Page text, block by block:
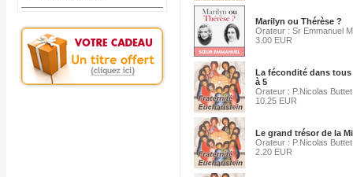
Marilyn ou Thérèse ?
Orateur : Sr Emmanuel
3.00 EUR
La fécondité dans tous
à 5
Orateur : P.Nicolas Buttet
10.25 EUR
Le grand trésor de la
Orateur : P.Nicolas Buttet
2.20 EUR